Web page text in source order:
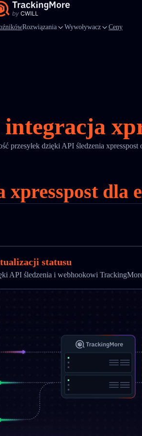
Rozwiązania Wywoływacz Ceny
przesyłek dzięki API śledzenia
xpresspost dla
statusu
API śledzenia i webhookowi